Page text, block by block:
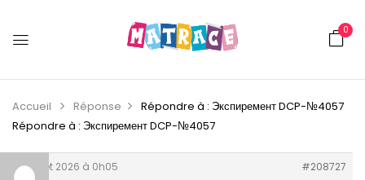
0
Accueil Réponse
Répondre à : Экспиремент DCP-№4057
Répondre à : Экспиремент DCP-№4057
9 juillet 2026 à 0h05
#208727